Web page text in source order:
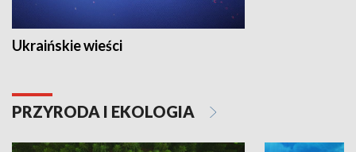
Ukraińskie wieści
PRZYRODA I EKOLOGIA